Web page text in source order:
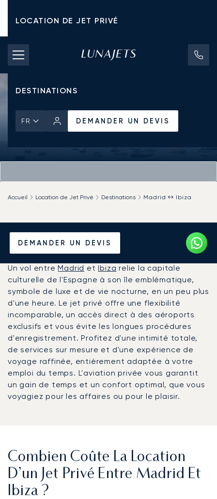
LOCATION DE JET PRIVÉ
TARIFS D'AFFRÈTEMENT
JETS PRIVÉS
DESTINATIONS
FR DEMANDER UN DEVIS
DEMANDER UN DEVIS
Accueil Location de Jet Privé Destinations Madrid ↔ Ibiza
Louer un Jet Privé entre
Madrid et Ibiza
Un vol entreMadrid etIbiza relie la capitale
culturelle de l'Espagne à son île emblématique,
symbole de luxe et de vie nocturne, en un peu plus
d'une heure. Le jet privé offre une flexibilité
incomparable, un accès direct à des aéroports
exclusifs et vous évite les longues procédures
d'enregistrement. Profitez d'une intimité totale,
de services sur mesure et d'une expérience de
voyage raffinée, entièrement adaptée à votre
emploi du temps. L'aviation privée vous garantit
un gain de temps et un confort optimal, que vous
voyagiez pour les affaires ou pour le plaisir.
Combien Coûte La Location
D’un Jet Privé Entre Madrid Et
Ibiza ?